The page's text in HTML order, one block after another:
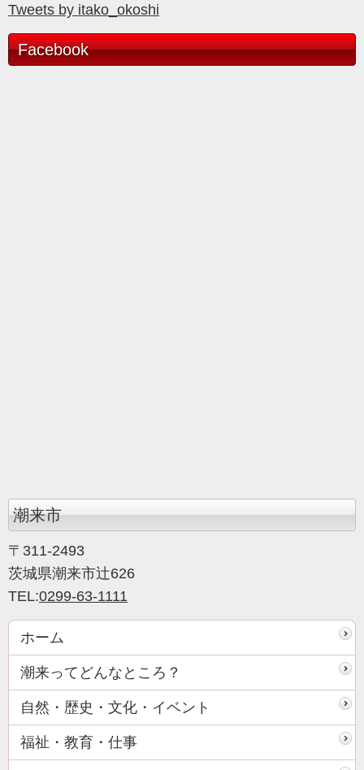
Tweets by itako_okoshi
Facebook
潮来市
〒311-2493
茨城県潮来市辻626
TEL:0299-63-1111
ホーム
潮来ってどんなところ？
自然・歴史・文化・イベント
福祉・教育・仕事